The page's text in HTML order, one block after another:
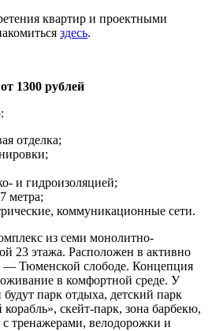
квартир и проектными
здесь.
1300 рублей
отделка;
и гидроизоляцией;
метра;
коммуникационные сети.
из семи монолитно-
23 этажа. Расположен в активно
— Тюменской слободе. Концепция
в комфортной среде. У
парк отдыха, детский парк
скейт-парк, зона барбекю,
тренажерами, велодорожки и